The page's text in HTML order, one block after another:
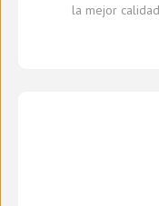
la mejor